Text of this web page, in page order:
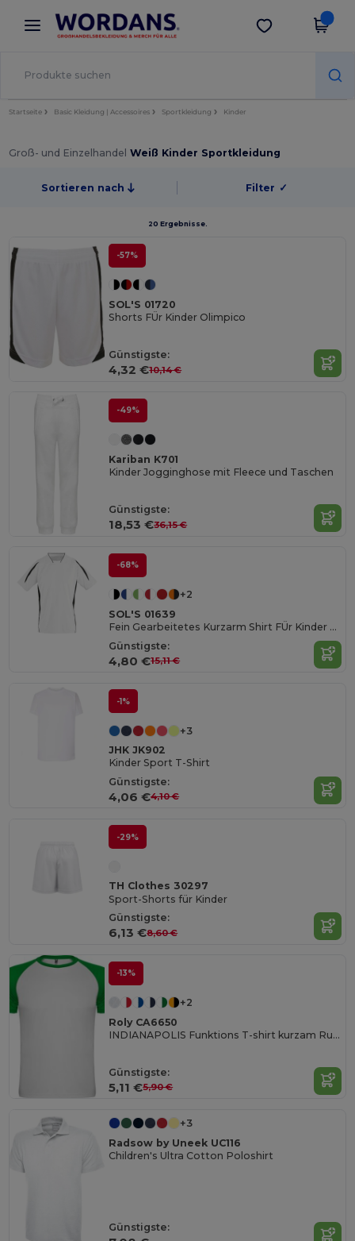
× Wordans App
Bessere Preise in der App!
App holen
Startseite Basic Kleidung | Accessoires Sportkleidung Kinder
Groß- und Einzelhandel Weiß Kinder Sportkleidung
Sortieren nach Filter ✓
20 Ergebnisse.
-57%
SOL'S 01720
Shorts FÜr Kinder Olimpico
Günstigste:
4,32 €10,14 €
-49%
Kariban K701
Kinder Jogginghose mit Fleece und Taschen
Günstigste:
18,53 €36,15 €
-68%
+2
SOL'S 01639
Fein Gearbeitetes Kurzarm Shirt FÜr Kinder Maracana
Günstigste:
4,80 €15,11 €
-1%
+3
JHK JK902
Kinder Sport T-Shirt
Günstigste:
4,06 €4,10 €
-29%
TH Clothes 30297
Sport-Shorts für Kinder
Günstigste:
6,13 €8,60 €
-13%
+2
Roly CA6650
INDIANAPOLIS Funktions T-shirt kurzam Rundhals und Raglanärmeln in Kontrastfarbe
Günstigste:
5,11 €5,90 €
+3
Radsow by Uneek UC116
Children's Ultra Cotton Poloshirt
Günstigste: